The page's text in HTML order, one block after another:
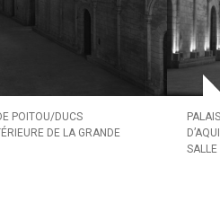
POITOU/DUCS
DE LA GRANDE
SALLE